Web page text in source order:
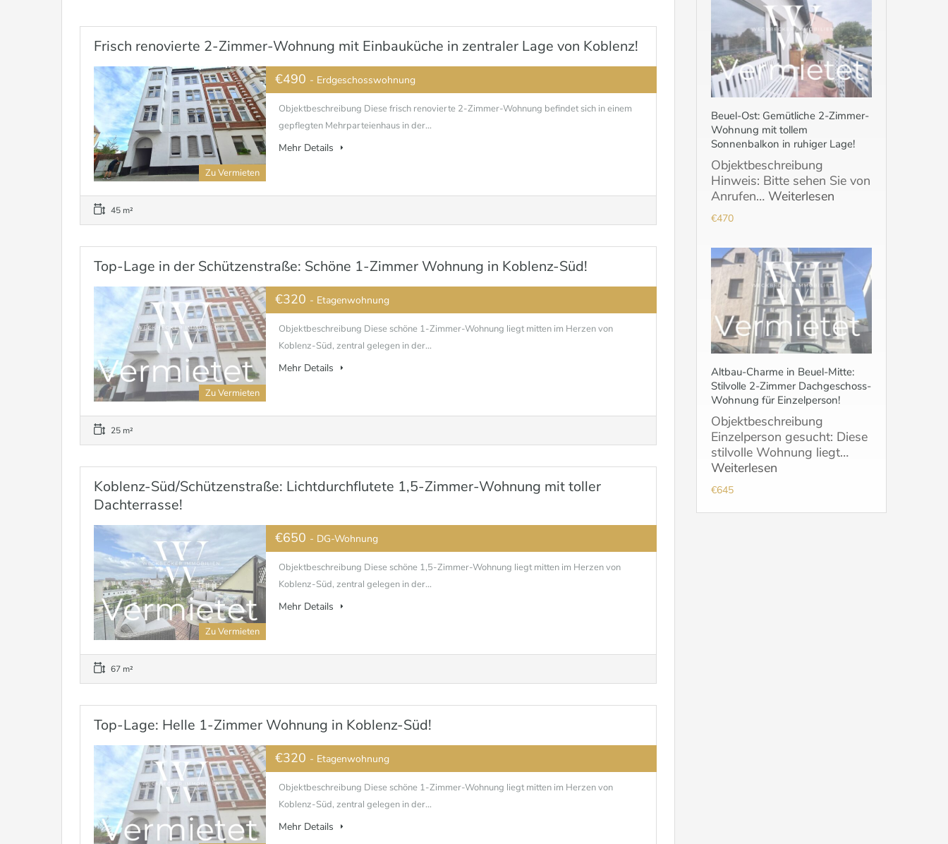
Frisch renovierte 2-Zimmer-Wohnung mit Einbauküche in zentraler Lage von Koblenz!
Zu Vermieten
€490 - Erdgeschosswohnung
Objektbeschreibung Diese frisch renovierte 2-Zimmer-Wohnung befindet sich in einem
gepflegten Mehrparteienhaus in der...
Mehr Details
45 m²
Top-Lage in der Schützenstraße: Schöne 1-Zimmer Wohnung in Koblenz-Süd!
Zu Vermieten
€320 - Etagenwohnung
Objektbeschreibung Diese schöne 1-Zimmer-Wohnung liegt mitten im Herzen von
Koblenz-Süd, zentral gelegen in der...
Mehr Details
25 m²
Koblenz-Süd/Schützenstraße: Lichtdurchflutete 1,5-Zimmer-Wohnung mit toller
Dachterrasse!
Zu Vermieten
€650 - DG-Wohnung
Objektbeschreibung Diese schöne 1,5-Zimmer-Wohnung liegt mitten im Herzen von
Koblenz-Süd, zentral gelegen in der...
Mehr Details
67 m²
Top-Lage: Helle 1-Zimmer Wohnung in Koblenz-Süd!
€320 - Etagenwohnung
Objektbeschreibung Diese schöne 1-Zimmer-Wohnung liegt mitten im Herzen von
Koblenz-Süd, zentral gelegen in der...
Mehr Details
Beuel-Ost: Gemütliche 2-Zimmer-
Wohnung mit tollem
Sonnenbalkon in ruhiger Lage!
Objektbeschreibung
Hinweis: Bitte sehen Sie von
Anrufen… Weiterlesen
€470
Altbau-Charme in Beuel-Mitte:
Stilvolle 2-Zimmer Dachgeschoss-
Wohnung für Einzelperson!
Objektbeschreibung
Einzelperson gesucht: Diese
stilvolle Wohnung liegt…
Weiterlesen
€645